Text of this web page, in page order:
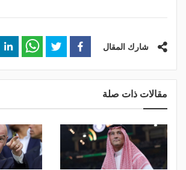
شارك المقال
مقالات ذات صلة